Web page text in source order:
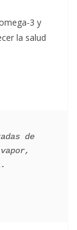
3 y
la salud
de